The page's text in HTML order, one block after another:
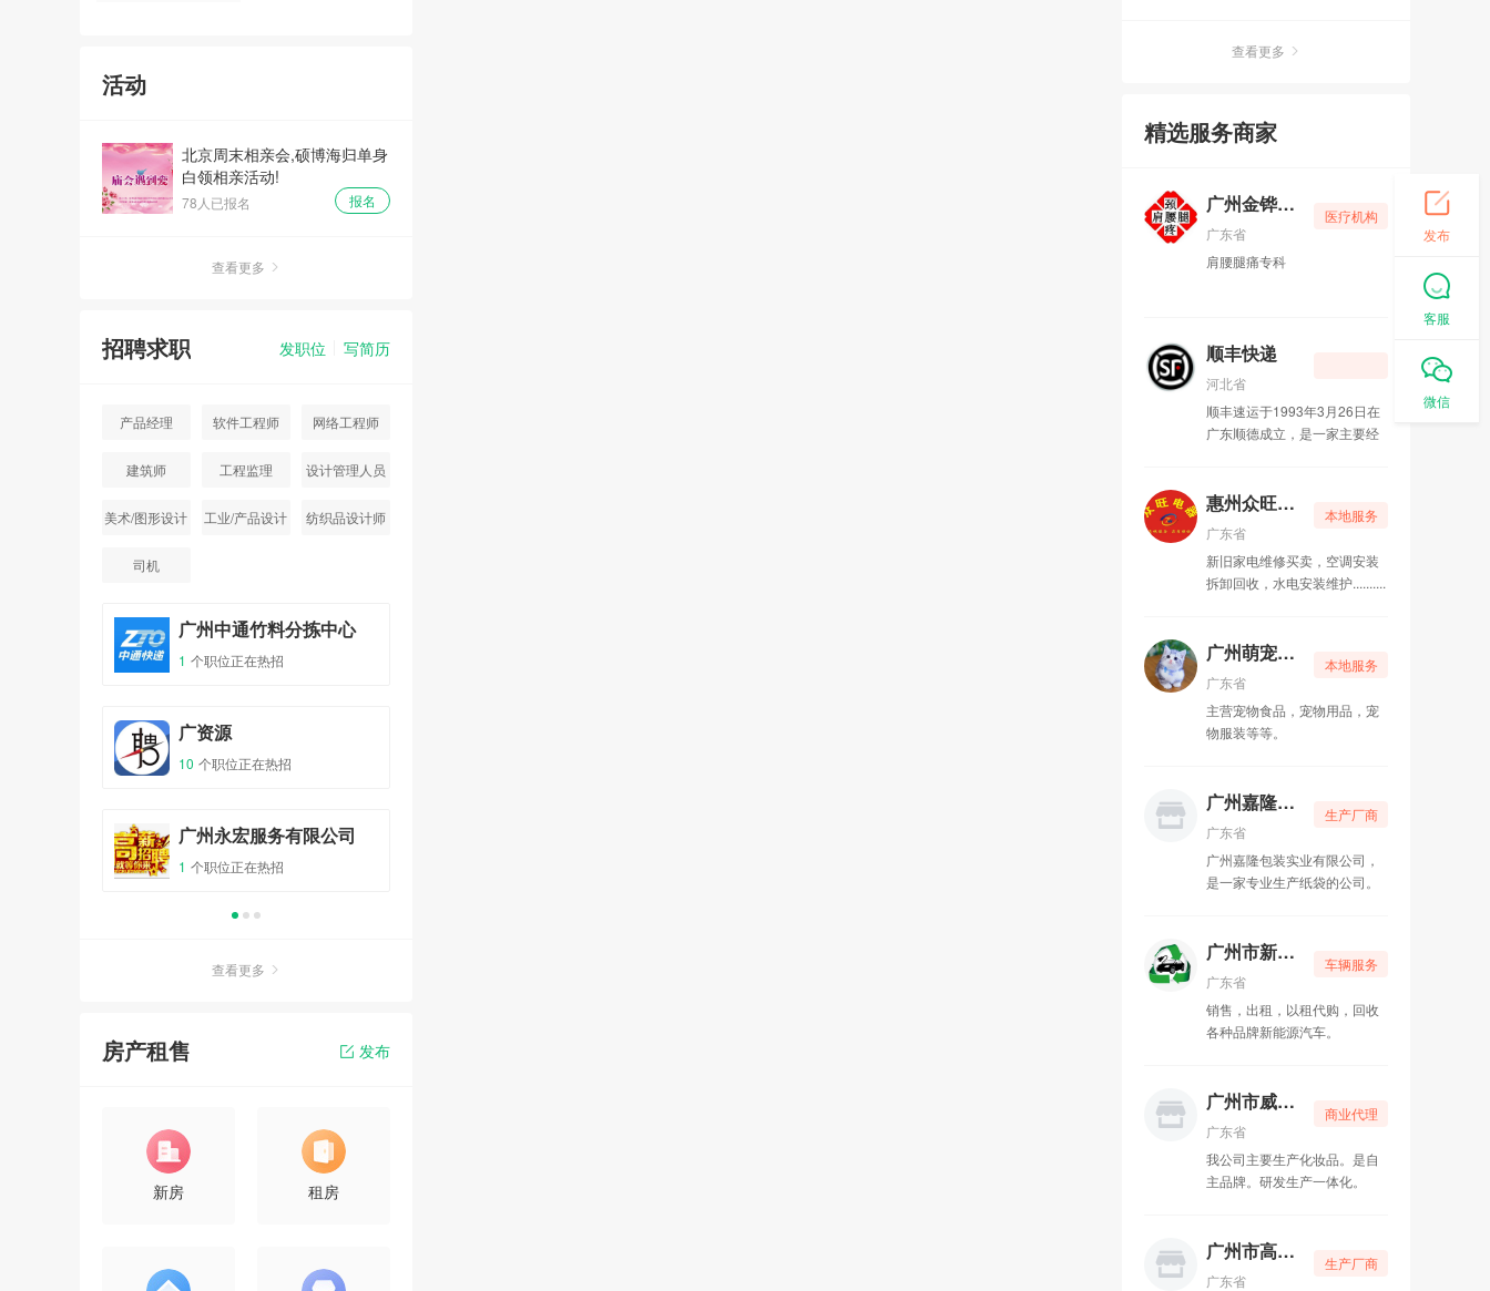
活动
北京周末相亲会,硕博海归单身
白领相亲活动!
报名
78人已报名
查看更多
发职位 写简历
招聘求职
产品经理 软件工程师 网络工程师
建筑师 工程监理 设计管理人员
美术/图形设计 工业/产品设计 纺织品设计师
司机
广州中通竹料分拣中心
1 个职位正在热招
广资源
10 个职位正在热招
广州永宏服务有限公司
1 个职位正在热招
个职位正在热招
广州永宏服务有限公司
查看更多
房产租售 发布
新房 租房
德胜门长途汽车站
11-18
惠州众旺家用电器经营维修部
广州威娜化妆品
08-04
广州嘉隆包装实业有限公司
09-19
广州市新能源汽车有限公司
07-09
广州市威娜化妆品有限公司。
查看更多
精选服务商家
医疗机构
广州金铧肩腰腿痛专科
广东省
肩腰腿痛专科
顺丰快递
河北省
顺丰速运于1993年3月26日在
广东顺德成立，是一家主要经
本地服务
惠州众旺家用电器经营维修部
广东省
新旧家电维修买卖，空调安装
拆卸回收，水电安装维护..........
本地服务
广州萌宠美食店
广东省
主营宠物食品，宠物用品，宠
物服装等等。
生产厂商
广州嘉隆包装实业有限公司
广东省
广州嘉隆包装实业有限公司，
是一家专业生产纸袋的公司。
车辆服务
广州市新能源汽车有限公司
广东省
销售，出租，以租代购，回收
各种品牌新能源汽车。
商业代理
广州市威娜化妆品有限公司。
广东省
我公司主要生产化妆品。是自
主品牌。研发生产一体化。
生产厂商
广州市高科电子
广东省
发布
客服
微信